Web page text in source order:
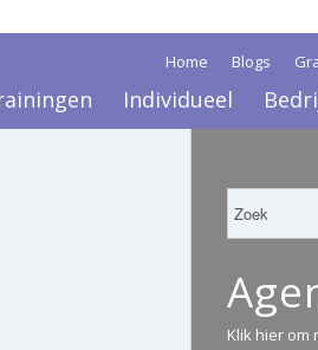
Home Blogs
Individueel
Klik hier om